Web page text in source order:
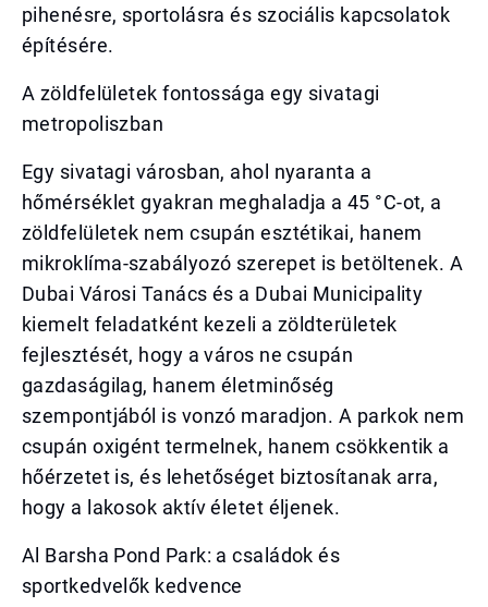
pihenésre, sportolásra és szociális kapcsolatok
építésére.
A zöldfelületek fontossága egy sivatagi
metropoliszban
Egy sivatagi városban, ahol nyaranta a
hőmérséklet gyakran meghaladja a 45 °C-ot, a
zöldfelületek nem csupán esztétikai, hanem
mikroklíma-szabályozó szerepet is betöltenek. A
Dubai Városi Tanács és a Dubai Municipality
kiemelt feladatként kezeli a zöldterületek
fejlesztését, hogy a város ne csupán
gazdaságilag, hanem életminőség
szempontjából is vonzó maradjon. A parkok nem
csupán oxigént termelnek, hanem csökkentik a
hőérzetet is, és lehetőséget biztosítanak arra,
hogy a lakosok aktív életet éljenek.
Al Barsha Pond Park: a családok és
sportkedvelők kedvence